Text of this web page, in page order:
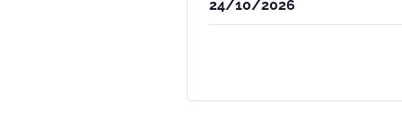
24/10/2026